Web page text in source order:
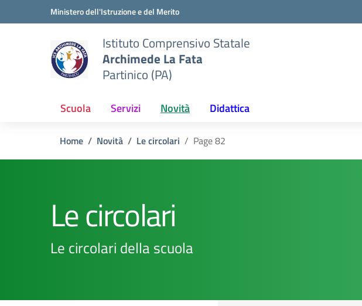
Vai ai contenuti
Vai al menu di navigazioneMinistero dell'Istruzione e del Merito
Istituto Comprensivo Statale
Archimede La Fata
Partinico (PA)
Scuola Servizi Novità Didattica
Home Novità Le circolari Page 82
Le circolari
Le circolari della scuola